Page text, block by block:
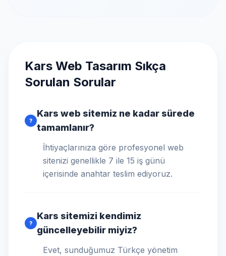
Kars Web Tasarım Sıkça
Sorulan Sorular
?
Kars web sitemiz ne kadar sürede
tamamlanır?
İhtiyaçlarınıza göre profesyonel web
sitenizi genellikle 7 ile 15 iş günü
içerisinde anahtar teslim ediyoruz.
?
Kars sitemizi kendimiz
güncelleyebilir miyiz?
Evet, sunduğumuz Türkçe yönetim